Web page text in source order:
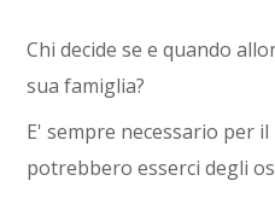
Chi decide se e quando
sua famiglia?
E' sempre necessario per
potrebbero esserci degli